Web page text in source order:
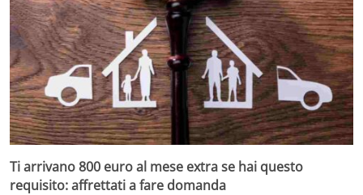
Ti arrivano 800 euro al mese extra se hai questo
requisito: affrettati a fare domanda